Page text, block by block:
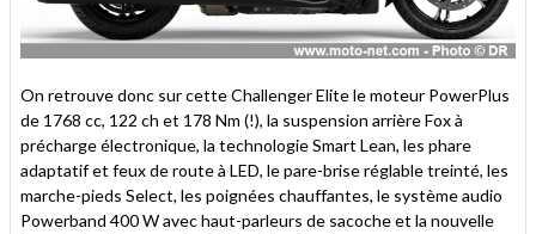
On retrouve donc sur cette Challenger Elite le moteur PowerPlus
de 1768 cc, 122 ch et 178 Nm (!), la suspension arrière Fox à
précharge électronique, la technologie Smart Lean, les phare
adaptatif et feux de route à LED, le pare-brise réglable treinté, les
marche-pieds Select, les poignées chauffantes, le système audio
Powerband 400 W avec haut-parleurs de sacoche et la nouvelle